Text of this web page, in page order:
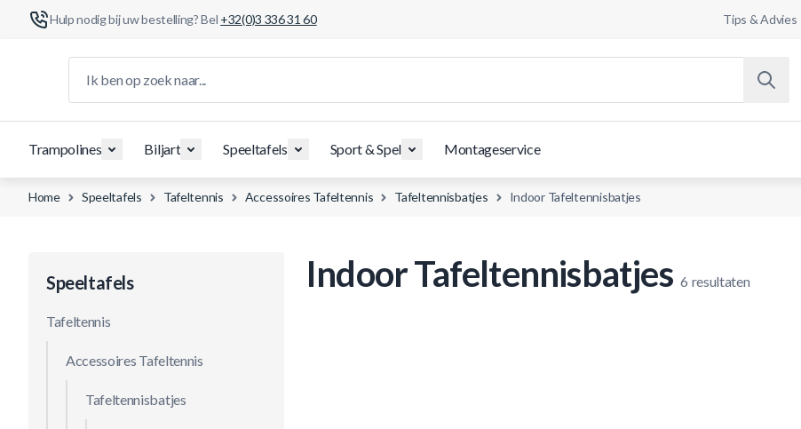
Hulp nodig bij uw bestelling? Bel +32(0)3 336 31 60 Tips & Advies
Trampolines Biljart Speeltafels Sport & Spel Montageservice
Home Speeltafels Tafeltennis Accessoires Tafeltennis Tafeltennisbatjes Indoor Tafeltennisbatjes
Speeltafels
Tafeltennis
Accessoires Tafeltennis
Tafeltennisbatjes
Indoor Tafeltennisbatjes 6 resultaten